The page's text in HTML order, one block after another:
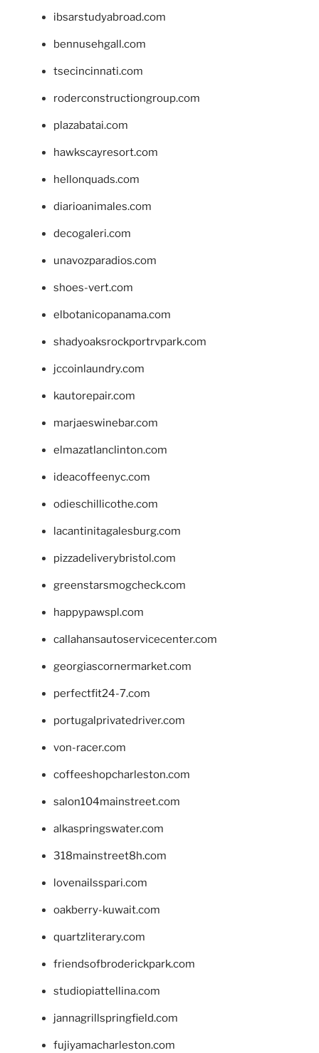
ibsarstudyabroad.com
bennusehgall.com
tsecincinnati.com
roderconstructiongroup.com
plazabatai.com
hawkscayresort.com
hellonquads.com
diarioanimales.com
decogaleri.com
unavozparadios.com
shoes-vert.com
elbotanicopanama.com
shadyoaksrockportrvpark.com
jccoinlaundry.com
kautorepair.com
marjaeswinebar.com
elmazatlanclinton.com
ideacoffeenyc.com
odieschillicothe.com
lacantinitagalesburg.com
pizzadeliverybristol.com
greenstarsmogcheck.com
happypawspl.com
callahansautoservicecenter.com
georgiascornermarket.com
perfectfit24-7.com
portugalprivatedriver.com
von-racer.com
coffeeshopcharleston.com
salon104mainstreet.com
alkaspringswater.com
318mainstreet8h.com
lovenailsspari.com
oakberry-kuwait.com
quartzliterary.com
friendsofbroderickpark.com
studiopiattellina.com
jannagrillspringfield.com
fujiyamacharleston.com